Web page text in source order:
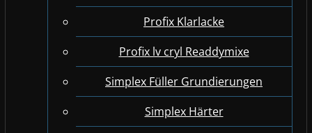
Profix Klarlacke
Profix lv cryl Readdymixe
Simplex Füller Grundierungen
Simplex Härter